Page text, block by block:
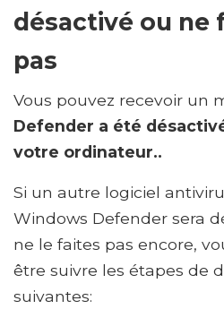
désactivé ou ne
pas
Vous pouvez recevoir un
Defender a été
votre ordinateur..
Si un autre logiciel
Windows Defender sera
ne le faites pas encore,
être suivre les étapes de
suivantes: